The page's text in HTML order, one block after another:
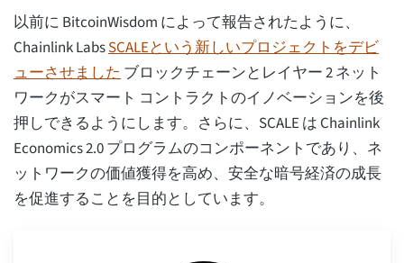
以前に BitcoinWisdom によって報告されたように、
Chainlink LabsSCALEという新しいプロジェクトをデビ
ューさせましたブロックチェーンとレイヤー 2 ネット
ワークがスマート コントラクトのイノベーションを後
押しできるようにします。さらに、SCALE は Chainlink
Economics 2.0 プログラムのコンポーネントであり、ネ
ットワークの価値獲得を高め、安全な暗号経済の成長
を促進することを目的としています。